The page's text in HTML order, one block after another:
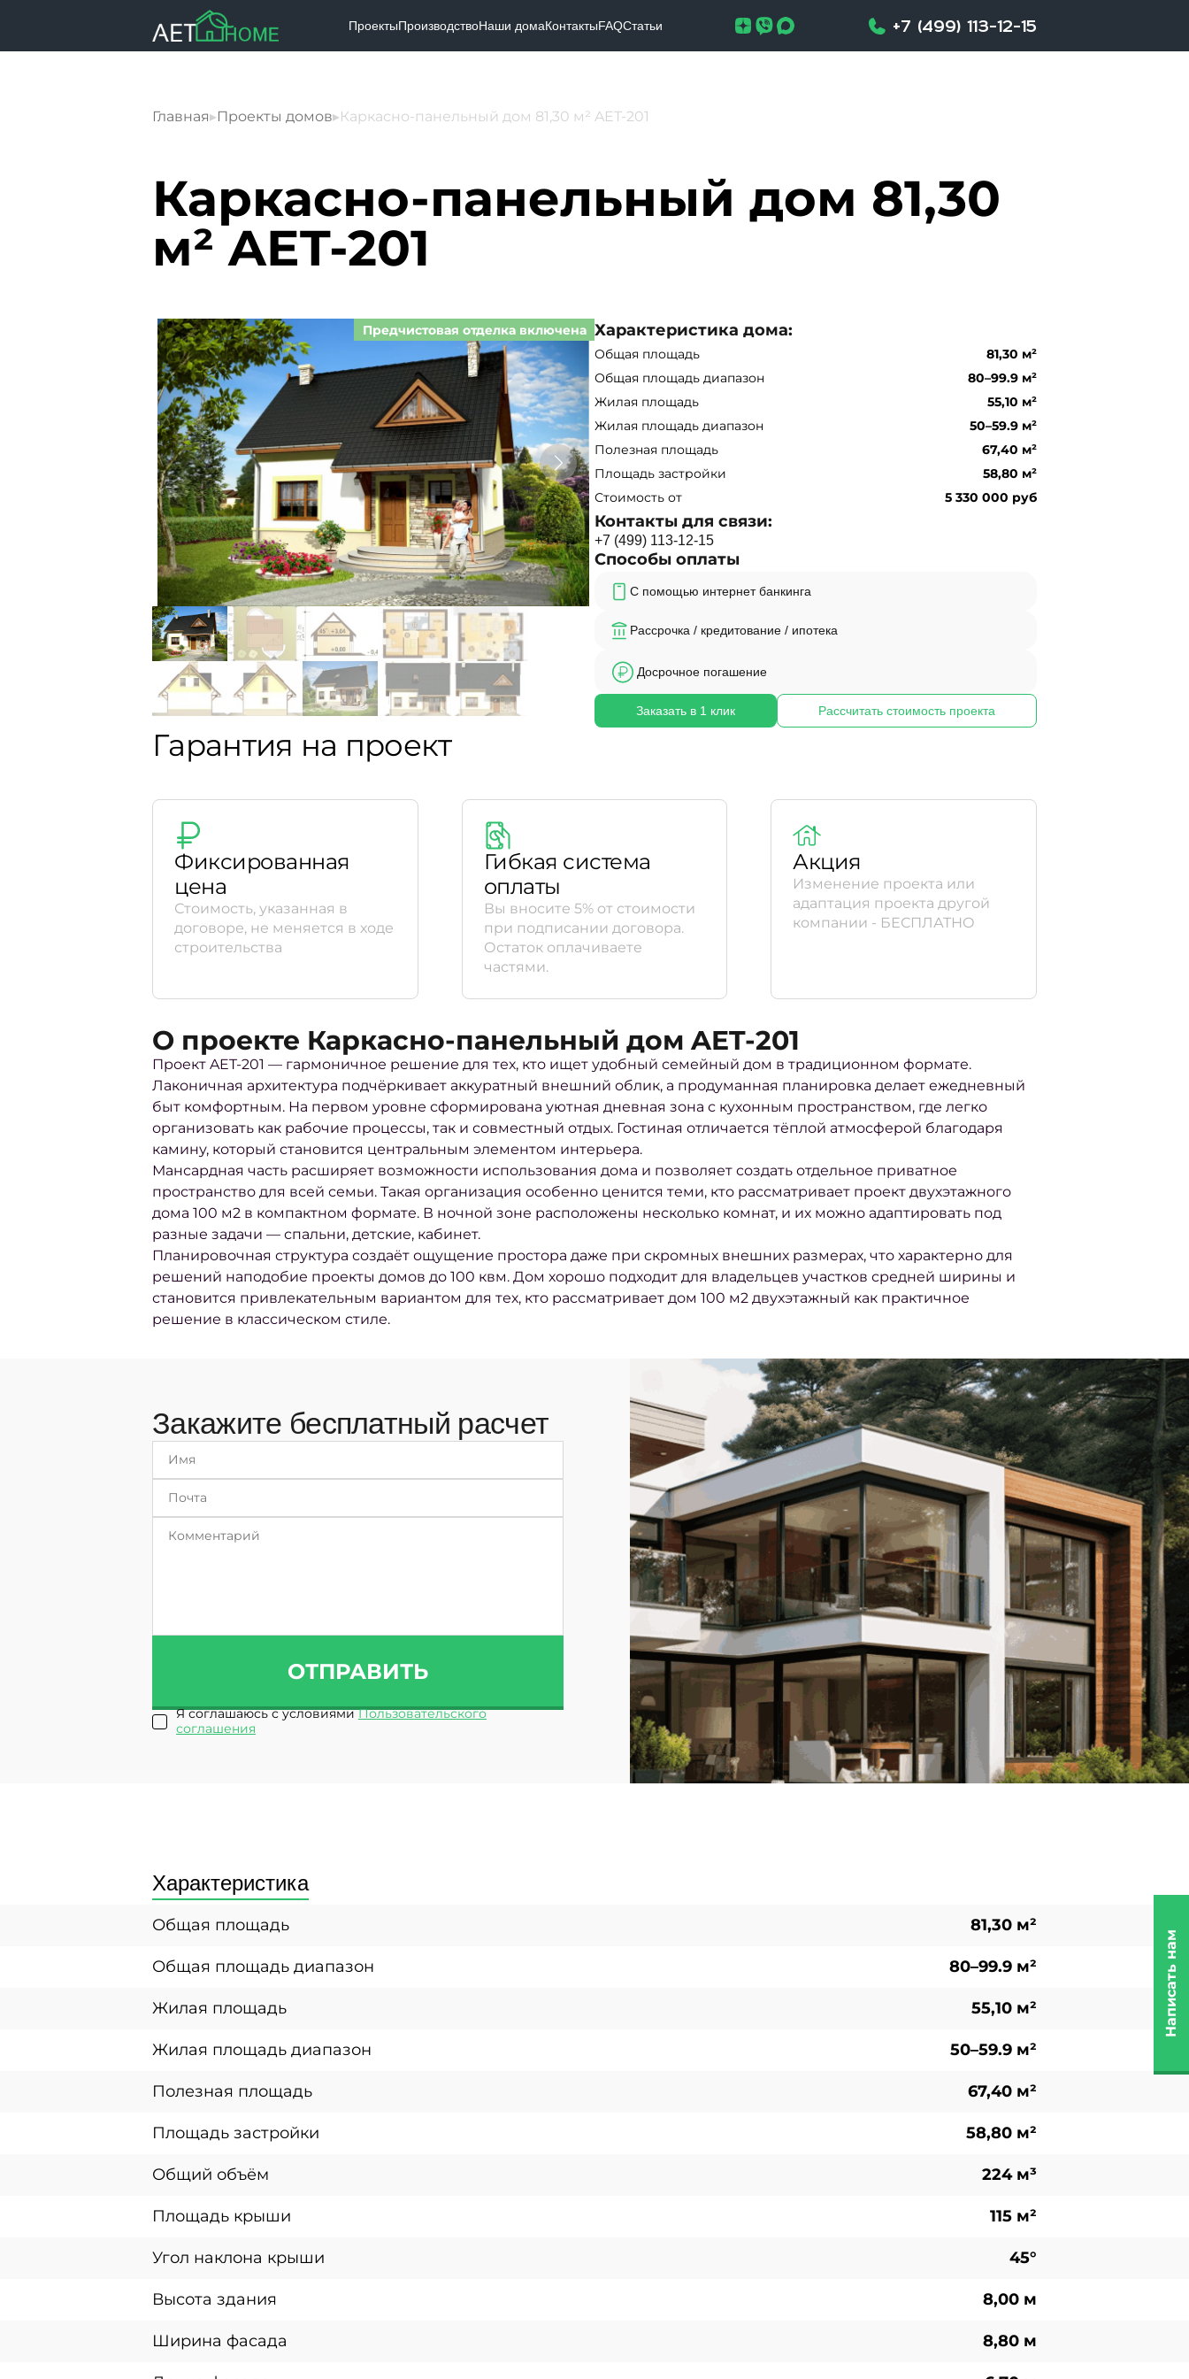
ПроектыПроизводствоНаши домаКонтактыFAQСтатьи +7 (499) 113-12-15
Главная▸Проекты домов▸Каркасно-панельный дом 81,30 м² AET-201
Каркасно-панельный дом 81,30
м² AET-201
Характеристика дома:
Общая площадь
81,30 м²
Общая площадь диапазон
80–99.9 м²
Жилая площадь
55,10 м²
Жилая площадь диапазон
50–59.9 м²
Полезная площадь
67,40 м²
Площадь застройки
58,80 м²
Стоимость от
5 330 000 руб
Контакты для связи:
+7 (499) 113-12-15
Способы оплаты
С помощью интернет банкинга
Рассрочка / кредитование / ипотека
Досрочное погашение
Заказать в 1 клик Рассчитать стоимость проекта
Предчистовая отделка включена
Гарантия на проект
Фиксированная
цена
Стоимость, указанная в
договоре, не меняется в ходе
строительства
Гибкая система
оплаты
Вы вносите 5% от стоимости
при подписании договора.
Остаток оплачиваете
частями.
Акция
Изменение проекта или
адаптация проекта другой
компании - БЕСПЛАТНО
О проекте Каркасно-панельный дом AET-201
Проект AET-201 — гармоничное решение для тех, кто ищет удобный семейный дом в традиционном формате.
Лаконичная архитектура подчёркивает аккуратный внешний облик, а продуманная планировка делает ежедневный
быт комфортным. На первом уровне сформирована уютная дневная зона с кухонным пространством, где легко
организовать как рабочие процессы, так и совместный отдых. Гостиная отличается тёплой атмосферой благодаря
камину, который становится центральным элементом интерьера.
Мансардная часть расширяет возможности использования дома и позволяет создать отдельное приватное
пространство для всей семьи. Такая организация особенно ценится теми, кто рассматривает проект двухэтажного
дома 100 м2 в компактном формате. В ночной зоне расположены несколько комнат, и их можно адаптировать под
разные задачи — спальни, детские, кабинет.
Планировочная структура создаёт ощущение простора даже при скромных внешних размерах, что характерно для
решений наподобие проекты домов до 100 квм. Дом хорошо подходит для владельцев участков средней ширины и
становится привлекательным вариантом для тех, кто рассматривает дом 100 м2 двухэтажный как практичное
решение в классическом стиле.
Закажите бесплатный расчет
ОТПРАВИТЬ
Я соглашаюсь с условиямиПользовательского
соглашения
Характеристика
Общая площадь 81,30 м²
Общая площадь диапазон 80–99.9 м²
Жилая площадь 55,10 м²
Жилая площадь диапазон 50–59.9 м²
Полезная площадь 67,40 м²
Площадь застройки 58,80 м²
Общий объём 224 м³
Площадь крыши 115 м²
Угол наклона крыши 45°
Высота здания 8,00 м
Ширина фасада 8,80 м
Написать нам